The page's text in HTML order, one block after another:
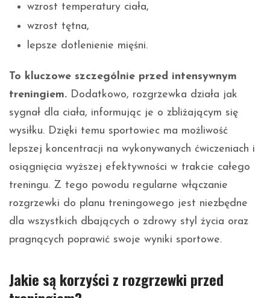
wzrost temperatury ciała,
wzrost tętna,
lepsze dotlenienie mięśni.
To kluczowe szczególnie przed intensywnym
treningiem. Dodatkowo, rozgrzewka działa jak
sygnał dla ciała, informując je o zbliżającym się
wysiłku. Dzięki temu sportowiec ma możliwość
lepszej koncentracji na wykonywanych ćwiczeniach i
osiągnięcia wyższej efektywności w trakcie całego
treningu. Z tego powodu regularne włączanie
rozgrzewki do planu treningowego jest niezbędne
dla wszystkich dbających o zdrowy styl życia oraz
pragnących poprawić swoje wyniki sportowe.
Jakie są korzyści z rozgrzewki przed